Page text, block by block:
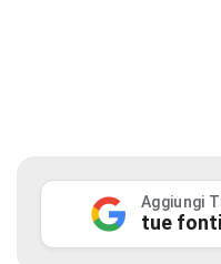
Aggiungi
tue